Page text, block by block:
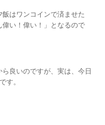
はワンコインで済ませた
い！偉い！」となるので
良いのですが、実は、今日
す。